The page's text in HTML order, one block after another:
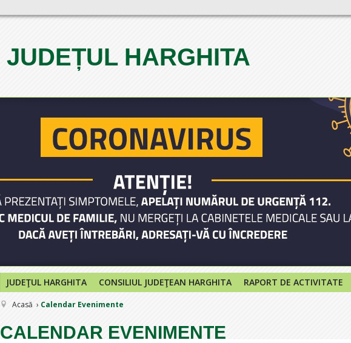
JUDEȚUL HARGHITA
12
JUDEŢUL HARGHITA CONSILIUL JUDEŢEAN HARGHITA RAPORT DE ACTIVITATE
Acasă Calendar Evenimente
CALENDAR EVENIMENTE